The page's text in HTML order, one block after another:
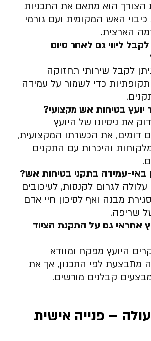
הצורך הוא מתאם את התכניות
האש המקומית ועם גורמי
הארצית.
ליווי גם לאחר סיום
לקבל שירותי תחזוקה
תקופתיות כדי לשמור על עמידה
יועץ בטיחות אש מקצועי?
את ניסיונו של היועץ
דומים, את הכשרתו המקצועית,
והיכרות עם התקנים
באי-עמידה בתקני בטיחות אש?
לגרום לקנסות, לעיכובים
מבנה ואף לסיכון חיי אדם
שריפה.
אחראי גם על התקנת הציוד
היועץ מפקח ומוודא
מתבצעת לפי התכנון, אך את
קבלנים מורשים.
– פנייה אישית